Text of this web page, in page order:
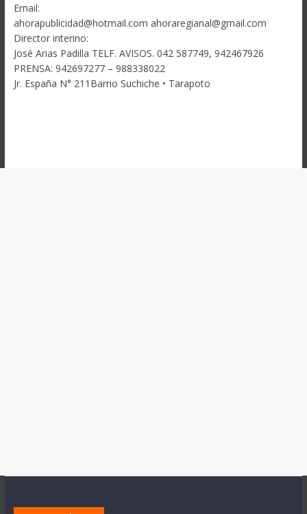
Email:
ahorapublicidad@hotmail.com ahoraregianal@gmail.com
Director interino:
José Arias Padilla TELF. AVISOS. 042 587749, 942467926
PRENSA: 942697277 – 988338022
Jr. España N° 211Barrio Suchiche • Tarapoto